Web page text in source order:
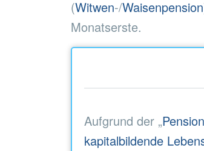
(Witwen-/Waisenpension
Monatserste.
Aufgrund der „
kapitalbildende